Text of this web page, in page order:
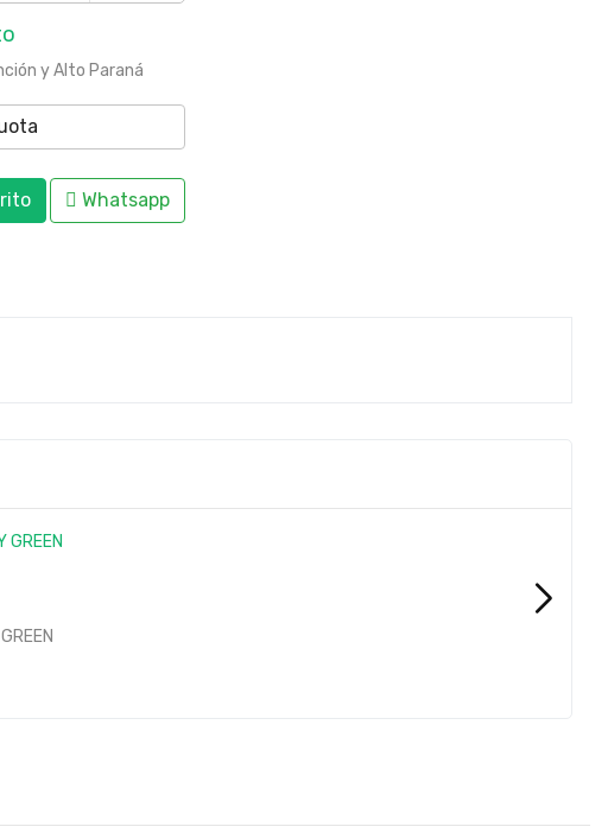
y Alto Paraná
Whatsapp